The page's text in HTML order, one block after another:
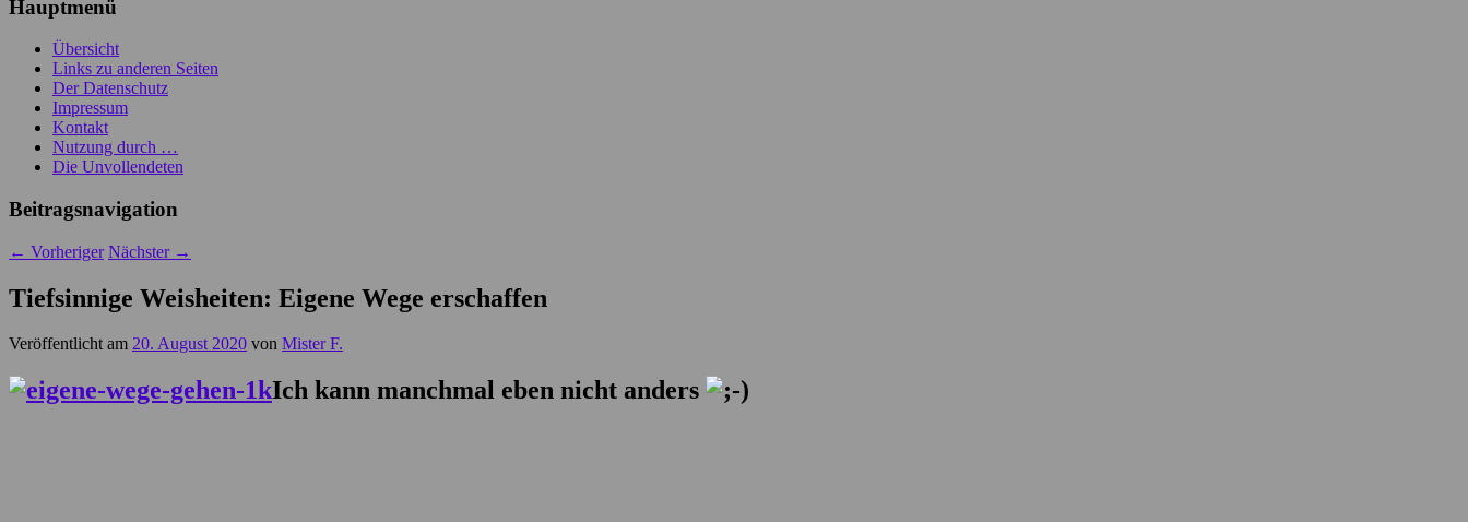
Hauptmenü
Übersicht
Links zu anderen Seiten
Der Datenschutz
Impressum
Kontakt
Nutzung durch …
Die Unvollendeten
Beitragsnavigation
← Vorheriger Nächster →
Tiefsinnige Weisheiten: Eigene Wege erschaffen
Veröffentlicht am 20. August 2020 von Mister F.
Ich kann manchmal eben nicht anders